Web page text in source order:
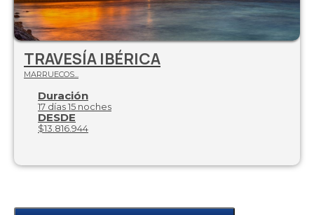
TRAVESÍA IBÉRICA
MARRUECOS...
Duración
17 días 15 noches
DESDE
$13.816.944